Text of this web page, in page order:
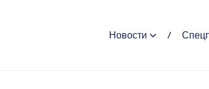
Новости